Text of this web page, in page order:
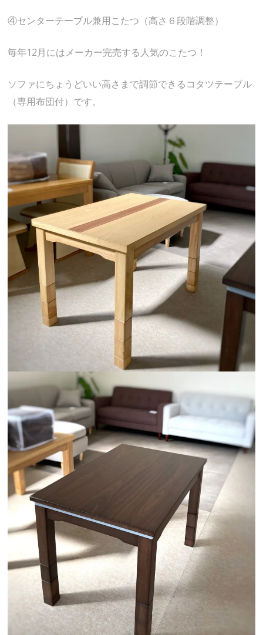
④センターテーブル兼用こたつ（高さ６段階調整）
毎年12月にはメーカー完売する人気のこたつ！
ソファにちょうどいい高さまで調節できるコタツテーブル
（専用布団付）です。